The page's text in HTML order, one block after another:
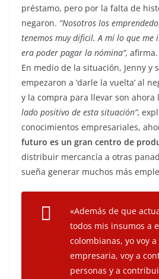
préstamo, pero por la falta de
negaron. “Nosotros los
tenemos muy dificil. A mí lo que me
era poder pagar la nómina”, afirma.
En medio de la situación, Jenny y
empezaron a ‘darle la vuelta’ al
y la compra para llevar son ahora
lado positivo de esta situación”,
conocimientos empresariales,
futuro es un gran centro de
distribuir mercancía a otras
sueña generar muchos más
«Además de que
todos mis insumos a
colombianas, yo voy
empresaria, voy a
personas y a